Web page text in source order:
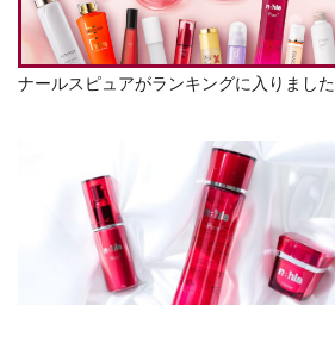
ナールスピュアがランキングに入りました